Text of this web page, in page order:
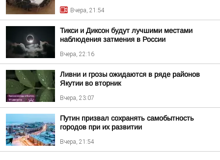
Вчера, 21:54
Тикси и Диксон будут лучшими местами
наблюдения затмения в России
Вчера, 22:16
Ливни и грозы ожидаются в ряде районов
Якутии во вторник
Вчера, 23:07
Путин призвал сохранять самобытность
городов при их развитии
Вчера, 21:54